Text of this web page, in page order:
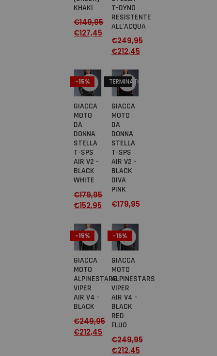
KHAKI
€149,95
€127,45
T-DYNO
RESISTENTE
ALL'ACQUA
€249,95
€212,45
-15%
GIACCA
MOTO
DA
DONNA
STELLA
T-SPS
AIR V2 -
BLACK
WHITE
€179,95
€152,95
TERMINATO
GIACCA
MOTO
DA
DONNA
STELLA
T-SPS
AIR V2 -
BLACK
DIVA
PINK
€179,95
-15%
GIACCA
MOTO
ALPINESTARS
VIPER
AIR V4 -
BLACK
€249,95
€212,45
-15%
GIACCA
MOTO
ALPINESTARS
VIPER
AIR V4 -
BLACK
RED
FLUO
€249,95
€212,45